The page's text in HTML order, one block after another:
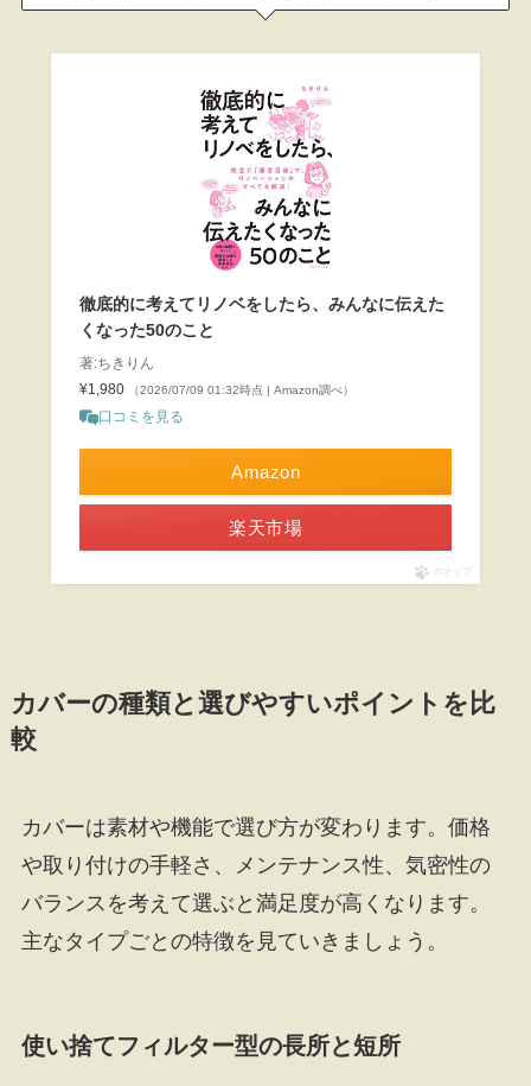
徹底的に考えてリノベをしたら、みんなに伝えた
くなった50のこと
著:ちきりん
¥1,980
（2026/07/09 01:32時点 | Amazon調べ）
口コミを見る
Amazon
楽天市場
ポチップ
カバーの種類と選びやすいポイントを比
較
カバーは素材や機能で選び方が変わります。価格
や取り付けの手軽さ、メンテナンス性、気密性の
バランスを考えて選ぶと満足度が高くなります。
主なタイプごとの特徴を見ていきましょう。
使い捨てフィルター型の長所と短所